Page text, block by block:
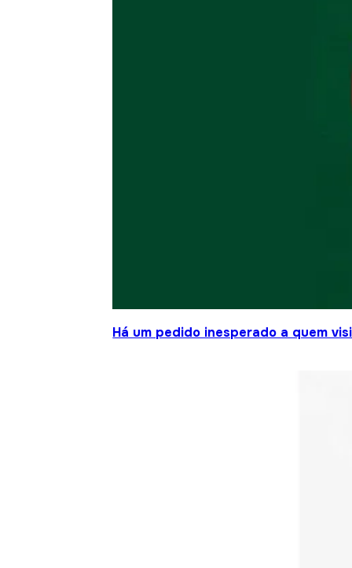
Há um pedido inesperado a quem